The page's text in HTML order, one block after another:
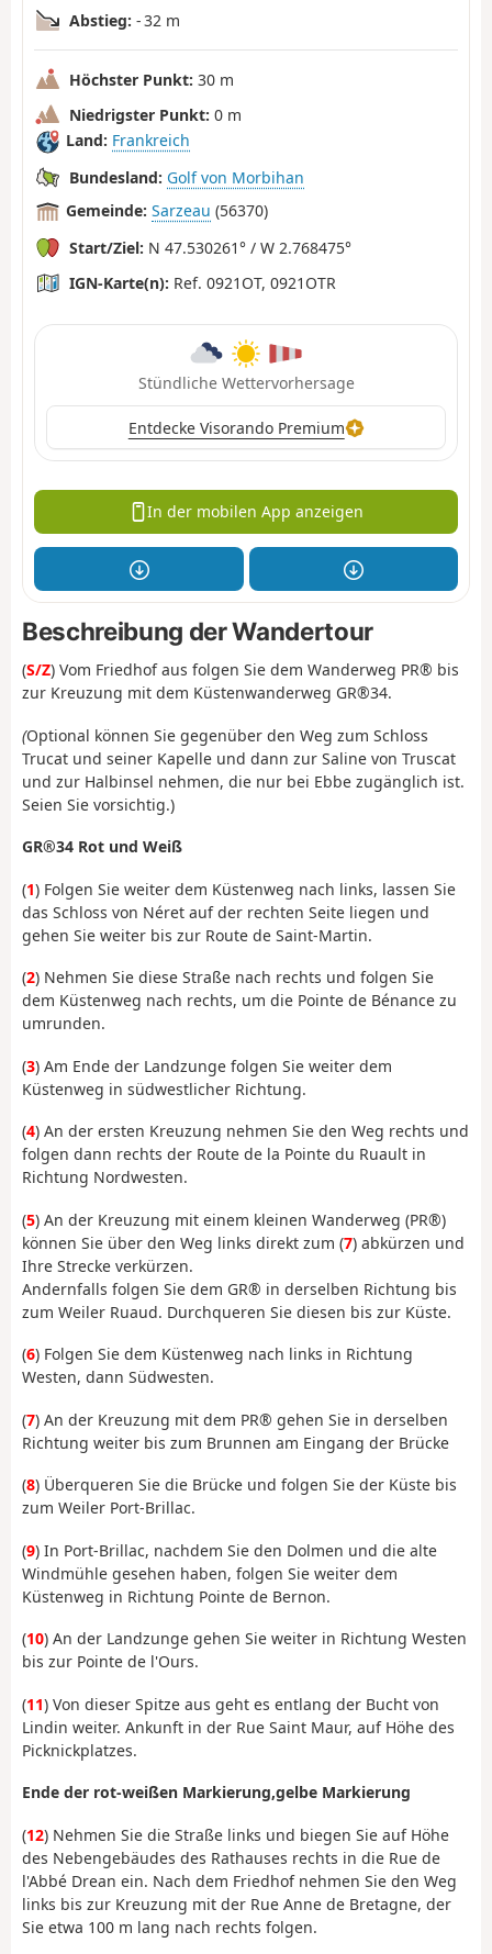
Abstieg: - 32 m
Höchster Punkt: 30 m
Niedrigster Punkt: 0 m
Land: Frankreich
Bundesland: Golf von Morbihan
Gemeinde: Sarzeau (56370)
Start/Ziel: N 47.530261° / W 2.768475°
IGN-Karte(n): Ref. 0921OT, 0921OTR
Stündliche Wettervorhersage
Entdecke Visorando Premium
In der mobilen App anzeigen
Beschreibung der Wandertour
(S/Z) Vom Friedhof aus folgen Sie dem Wanderweg PR® bis
zur Kreuzung mit dem Küstenwanderweg GR®34.
(Optional können Sie gegenüber den Weg zum Schloss
Trucat und seiner Kapelle und dann zur Saline von Truscat
und zur Halbinsel nehmen, die nur bei Ebbe zugänglich ist.
Seien Sie vorsichtig.)
GR®34 Rot und Weiß
(1) Folgen Sie weiter dem Küstenweg nach links, lassen Sie
das Schloss von Néret auf der rechten Seite liegen und
gehen Sie weiter bis zur Route de Saint-Martin.
(2) Nehmen Sie diese Straße nach rechts und folgen Sie
dem Küstenweg nach rechts, um die Pointe de Bénance zu
umrunden.
(3) Am Ende der Landzunge folgen Sie weiter dem
Küstenweg in südwestlicher Richtung.
(4) An der ersten Kreuzung nehmen Sie den Weg rechts und
folgen dann rechts der Route de la Pointe du Ruault in
Richtung Nordwesten.
(5) An der Kreuzung mit einem kleinen Wanderweg (PR®)
können Sie über den Weg links direkt zum (7) abkürzen und
Ihre Strecke verkürzen.
Andernfalls folgen Sie dem GR® in derselben Richtung bis
zum Weiler Ruaud. Durchqueren Sie diesen bis zur Küste.
(6) Folgen Sie dem Küstenweg nach links in Richtung
Westen, dann Südwesten.
(7) An der Kreuzung mit dem PR® gehen Sie in derselben
Richtung weiter bis zum Brunnen am Eingang der Brücke
(8) Überqueren Sie die Brücke und folgen Sie der Küste bis
zum Weiler Port-Brillac.
(9) In Port-Brillac, nachdem Sie den Dolmen und die alte
Windmühle gesehen haben, folgen Sie weiter dem
Küstenweg in Richtung Pointe de Bernon.
(10) An der Landzunge gehen Sie weiter in Richtung Westen
bis zur Pointe de l'Ours.
(11) Von dieser Spitze aus geht es entlang der Bucht von
Lindin weiter. Ankunft in der Rue Saint Maur, auf Höhe des
Picknickplatzes.
Ende der rot-weißen Markierung,gelbe Markierung
(12) Nehmen Sie die Straße links und biegen Sie auf Höhe
des Nebengebäudes des Rathauses rechts in die Rue de
l'Abbé Drean ein. Nach dem Friedhof nehmen Sie den Weg
links bis zur Kreuzung mit der Rue Anne de Bretagne, der
Sie etwa 100 m lang nach rechts folgen.